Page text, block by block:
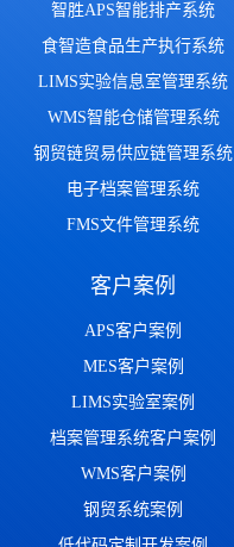
智胜APS智能排产系统
食智造食品生产执行系统
LIMS实验信息室管理系统
WMS智能仓储管理系统
钢贸链贸易供应链管理系统
电子档案管理系统
FMS文件管理系统
客户案例
APS客户案例
MES客户案例
LIMS实验室案例
档案管理系统客户案例
WMS客户案例
钢贸系统案例